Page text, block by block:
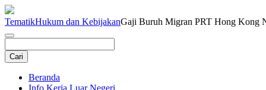
TematikHukum dan KebijakanGaji Buruh Migran PRT Hong Kong
Beranda
Info Kerja Luar Negeri